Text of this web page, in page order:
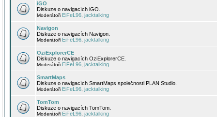
iGO
Diskuze o navigacích iGO.
Moderátoři EiFeL96 jacktalking
Navigon
Diskuze o navigacích Navigon.
Moderátoři EiFeL96 jacktalking
OziExplorerCE
Diskuze o navigacích OziExplorerCE.
Moderátoři EiFeL96 jacktalking
SmartMaps
Diskuze o navigacích SmartMaps společnosti PLAN Studio.
Moderátoři EiFeL96 jacktalking
TomTom
Diskuze o navigacích TomTom.
Moderátoři EiFeL96 jacktalking